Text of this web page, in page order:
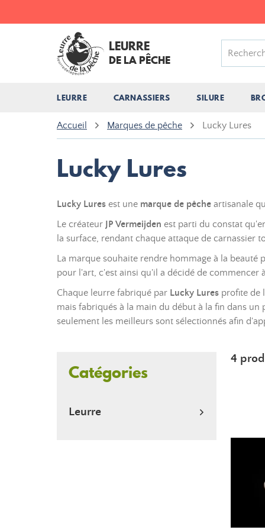
LEURRE
DE LA PÊCHE
LEURRE CARNASSIERS SILURE
Accueil Marques de pêche Lucky Lures
Lucky Lures
Lucky Lures est une marque de pêche artisanale
Le créateur JP Vermeijden est parti du constat
la surface, rendant chaque attaque de carnassier
La marque souhaite rendre hommage à la beauté
pour l'art, c'est ainsi qu'il a décidé de commencer
Chaque leurre fabriqué par Lucky Lures profite de
mais fabriqués à la main du début à la fin dans
seulement les meilleurs sont sélectionnés afin
Catégories
Leurre
4